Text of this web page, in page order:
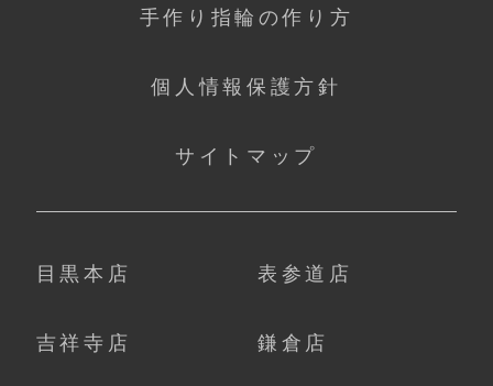
手作り指輪の作り方
個人情報保護方針
サイトマップ
目黒本店 表参道店
吉祥寺店 鎌倉店